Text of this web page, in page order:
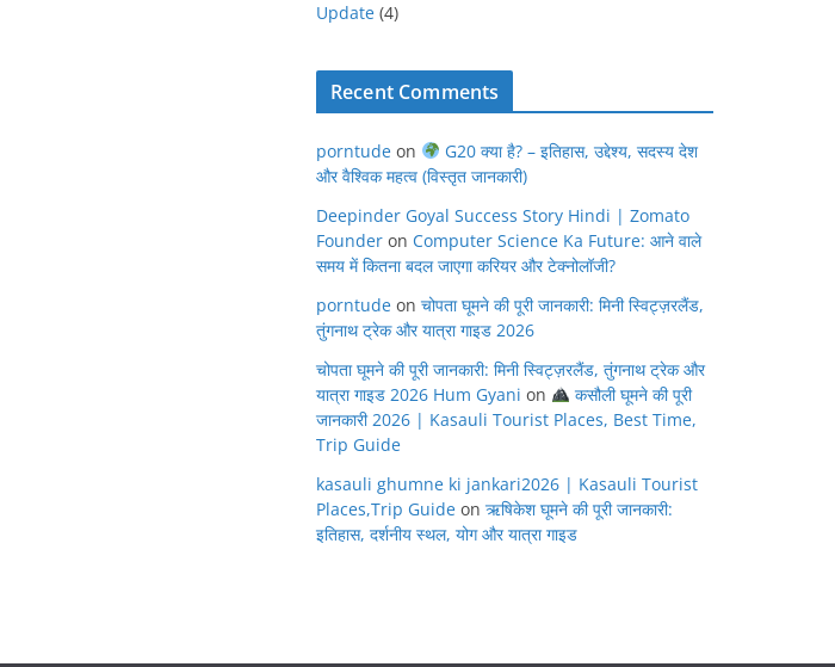
Update (4)
Recent Comments
porntude on
G20 क्या है? – इतिहास, उद्देश्य, सदस्य देश
और वैश्विक महत्व (विस्तृत जानकारी)
Deepinder Goyal Success Story Hindi | Zomato
Founder on Computer Science Ka Future: आने वाले
समय में कितना बदल जाएगा करियर और टेक्नोलॉजी?
porntude on चोपता घूमने की पूरी जानकारी: मिनी स्विट्ज़रलैंड,
तुंगनाथ ट्रेक और यात्रा गाइड 2026
चोपता घूमने की पूरी जानकारी: मिनी स्विट्ज़रलैंड, तुंगनाथ ट्रेक और
यात्रा गाइड 2026 Hum Gyani on
कसौली घूमने की पूरी
जानकारी 2026 | Kasauli Tourist Places, Best Time,
Trip Guide
kasauli ghumne ki jankari2026 | Kasauli Tourist
Places,Trip Guide on ऋषिकेश घूमने की पूरी जानकारी:
इतिहास, दर्शनीय स्थल, योग और यात्रा गाइड